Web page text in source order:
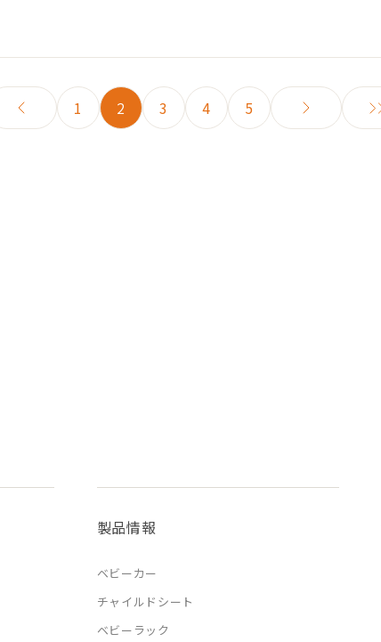
1 2 3 4 5
製品情報
ベビーカー
チャイルドシート
ベビーラック